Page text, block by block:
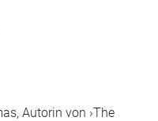
Autorin von ›The